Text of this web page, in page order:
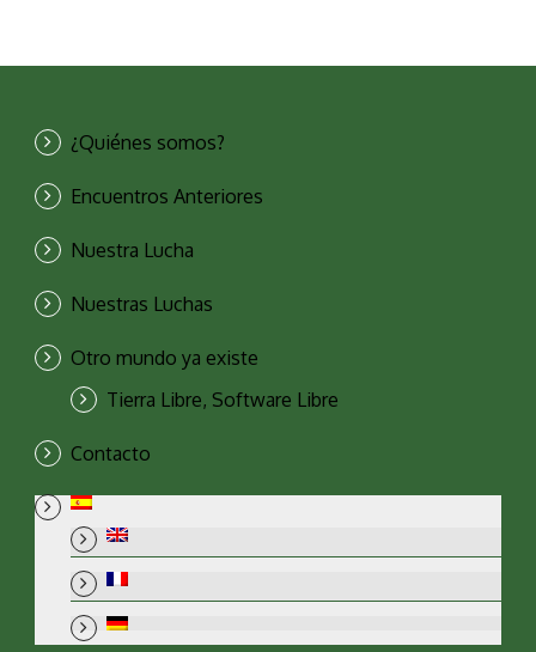
¿Quiénes somos?
Encuentros Anteriores
Nuestra Lucha
Nuestras Luchas
Otro mundo ya existe
Tierra Libre, Software Libre
Contacto